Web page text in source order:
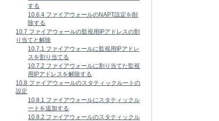
する
10.6.4 ファイアウォールのNAPT設定を削
除する
10.7 ファイアウォールの監視用IPアドレスの割
り当てと解除
10.7.1 ファイアウォールに監視用IPアドレ
スを割り当てる
10.7.2 ファイアウォールに割り当てた監視
用IPアドレスを解除する
10.8 ファイアウォールのスタティックルートの
設定
10.8.1 ファイアウォールにスタティックル
ートを追加する
10.8.2 ファイアウォールのスタティックル